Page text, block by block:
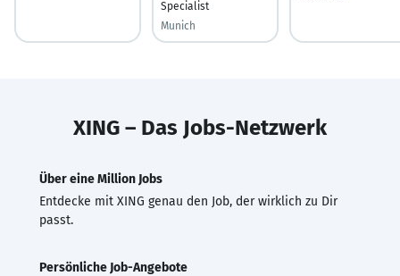
Specialist
Munich
XING – Das Jobs-Netzwerk
Über eine Million Jobs
Entdecke mit XING genau den Job, der wirklich zu Dir
passt.
Persönliche Job-Angebote